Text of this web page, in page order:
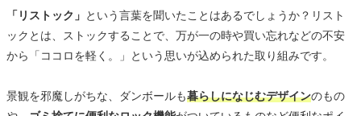
「リストック」 という言葉を聞いたことはあるでしょうか？リスト
ックとは、ストックすることで、万が一の時や買い忘れなどの不安
から「ココロを軽く。」という思いが込められた取り組みです。
景観を邪魔しがちな、ダンボールも暮らしになじむデザインのもの